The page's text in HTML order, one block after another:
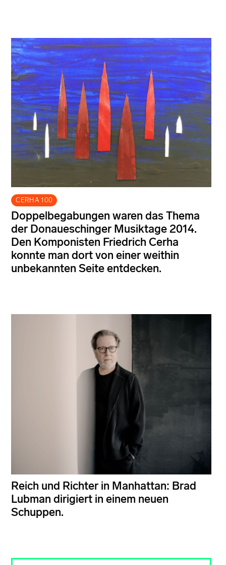
CERHA 100
Doppelbegabungen waren das Thema
der Donaueschinger Musiktage 2014.
Den Komponisten Friedrich Cerha
konnte man dort von einer weithin
unbekannten Seite entdecken.
Reich und Richter in Manhattan: Brad
Lubman dirigiert in einem neuen
Schuppen.